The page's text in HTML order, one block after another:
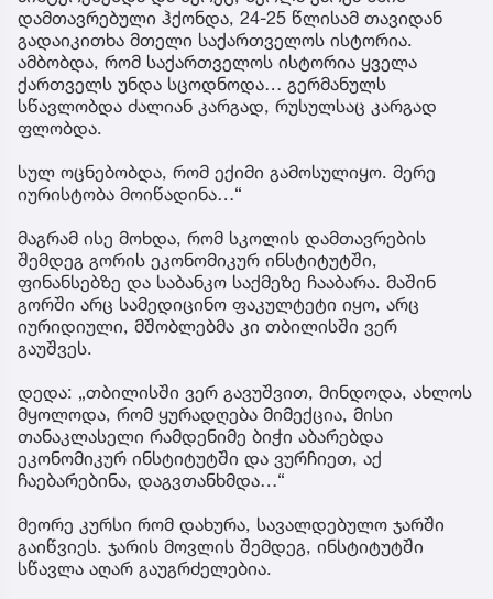
დამთავრებული ჰქონდა, 24-25 წლისამ თავიდან
გადაიკითხა მთელი საქართველოს ისტორია.
ამბობდა, რომ საქართველოს ისტორია ყველა
ქართველს უნდა სცოდნოდა… გერმანულს
სწავლობდა ძალიან კარგად, რუსულსაც კარგად
ფლობდა.
სულ ოცნებობდა, რომ ექიმი გამოსულიყო. მერე
იურისტობა მოიწადინა…“
მაგრამ ისე მოხდა, რომ სკოლის დამთავრების
შემდეგ გორის ეკონომიკურ ინსტიტუტში,
ფინანსებზე და საბანკო საქმეზე ჩააბარა. მაშინ
გორში არც სამედიცინო ფაკულტეტი იყო, არც
იურიდიული, მშობლებმა კი თბილისში ვერ
გაუშვეს.
დედა: „თბილისში ვერ გავუშვით, მინდოდა, ახლოს
მყოლოდა, რომ ყურადღება მიმექცია, მისი
თანაკლასელი რამდენიმე ბიჭი აბარებდა
ეკონომიკურ ინსტიტუტში და ვურჩიეთ, აქ
ჩაებარებინა, დაგვთანხმდა…“
მეორე კურსი რომ დახურა, სავალდებულო ჯარში
გაიწვიეს. ჯარის მოვლის შემდეგ, ინსტიტუტში
სწავლა აღარ გაუგრძელებია.